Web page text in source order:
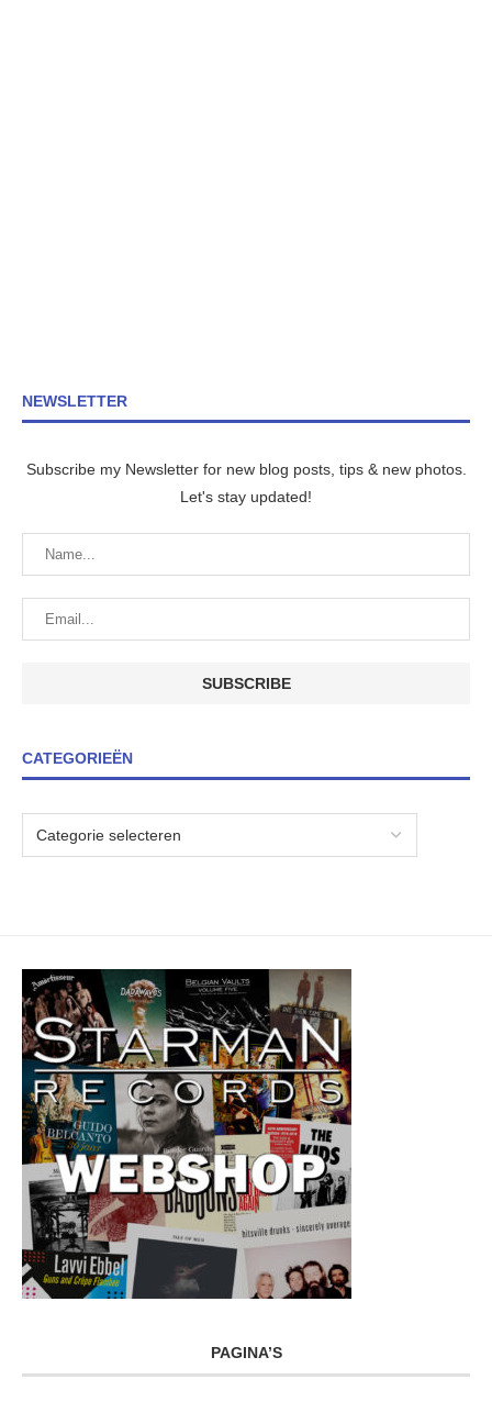
NEWSLETTER
Subscribe my Newsletter for new blog posts, tips & new photos.
Let's stay updated!
CATEGORIEËN
PAGINA’S